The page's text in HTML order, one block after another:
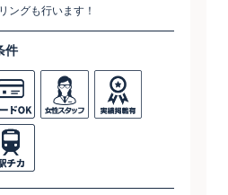
ングも行います！
件